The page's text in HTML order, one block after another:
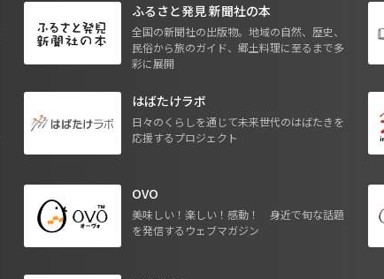
ふるさと発見 新聞社の本
全国の新聞社の出版物。地域の自然、歴史、
民俗から旅のガイド、郷土料理に至るまで多
彩に展開
はばたけラボ
日々のくらしを通じて未来世代のはばたきを
応援するプロジェクト
OVO
美味しい！楽しい！感動！ 身近で旬な話題
を発信するウェブマガジン